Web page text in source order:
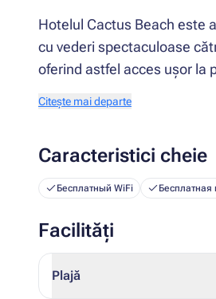
Hotelul Cactus Beach este
cu vederi spectaculoase
oferind astfel acces ușor la
Citește mai departe
Caracteristici cheie
Бесплатный WiFi Бесплатная
Facilități
Plajă